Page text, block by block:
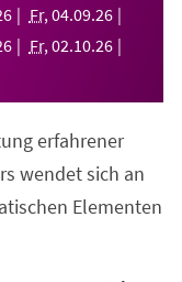
Fr, 04.09.26
Fr, 02.10.26
erfahrener
wendet sich an
Elementen